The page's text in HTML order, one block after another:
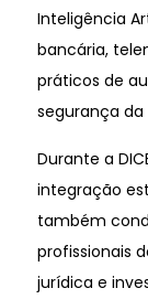
Inteligência
bancária,
práticos de
segurança
Durante a
integração
também
profissionais
jurídica e